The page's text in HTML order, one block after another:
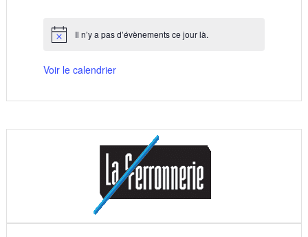
Notice Il n’y a pas d’évènements ce jour là.
Voir le calendrier